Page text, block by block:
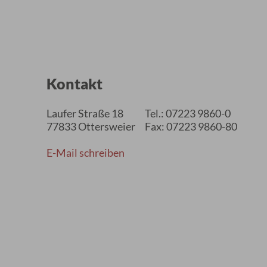
Kontakt
Laufer Straße 18
77833 Ottersweier
Tel.: 07223 9860-0
Fax: 07223 9860-80
E-Mail schreiben